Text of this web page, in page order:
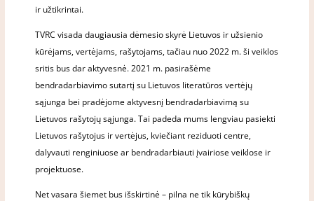
ir užtikrintai.
TVRC visada daugiausia dėmesio skyrė Lietuvos ir užsienio
kūrėjams, vertėjams, rašytojams, tačiau nuo 2022 m. ši veiklos
sritis bus dar aktyvesnė. 2021 m. pasirašėme
bendradarbiavimo sutartį su Lietuvos literatūros vertėjų
sąjunga bei pradėjome aktyvesnį bendradarbiavimą su
Lietuvos rašytojų sąjunga. Tai padeda mums lengviau pasiekti
Lietuvos rašytojus ir vertėjus, kviečiant reziduoti centre,
dalyvauti renginiuose ar bendradarbiauti įvairiose veiklose ir
projektuose.
Net vasara šiemet bus išskirtinė – pilna ne tik kūrybiškų